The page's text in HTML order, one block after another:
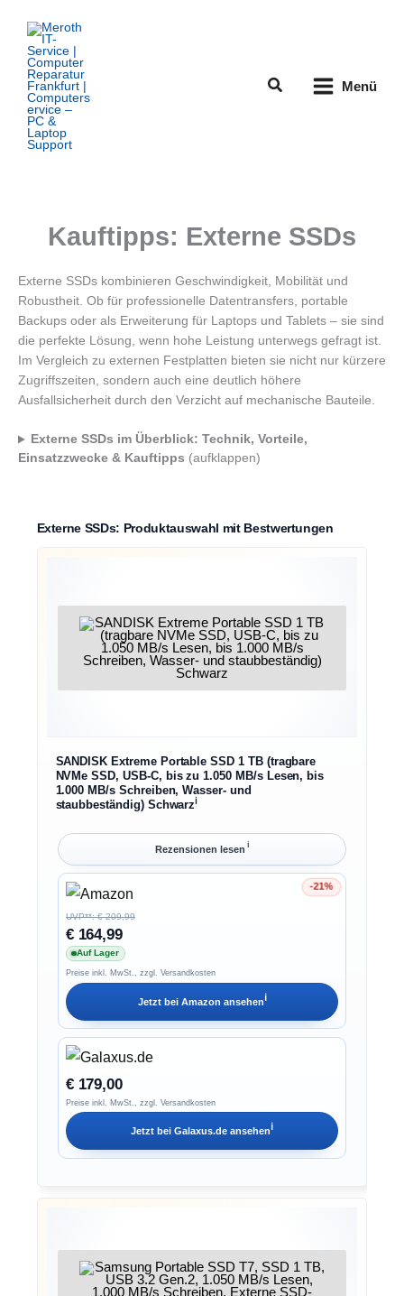
Inhalt
springen
Suchen Menü
Kauftipps: Externe SSDs
Externe SSDs kombinieren Geschwindigkeit, Mobilität und
Robustheit. Ob für professionelle Datentransfers, portable
Backups oder als Erweiterung für Laptops und Tablets – sie sind
die perfekte Lösung, wenn hohe Leistung unterwegs gefragt ist.
Im Vergleich zu externen Festplatten bieten sie nicht nur kürzere
Zugriffszeiten, sondern auch eine deutlich höhere
Ausfallsicherheit durch den Verzicht auf mechanische Bauteile.
Externe SSDs im Überblick: Technik, Vorteile,
Einsatzzwecke & Kauftipps (aufklappen)
Externe SSDs: Produktauswahl mit Bestwertungen
SANDISK Extreme Portable SSD 1 TB (tragbare
NVMe SSD, USB-C, bis zu 1.050 MB/s Lesen, bis
1.000 MB/s Schreiben, Wasser- und
staubbeständig) Schwarzℹ︎
Rezensionen lesen ℹ︎
-21%
Ersparnis 21%
UVP**: € 209,99
€ 164,99
Auf Lager
Preise inkl. MwSt., zzgl. Versandkosten
Jetzt bei Amazon ansehenℹ︎
€ 179,00
Preise inkl. MwSt., zzgl. Versandkosten
Jetzt bei Galaxus.de ansehenℹ︎